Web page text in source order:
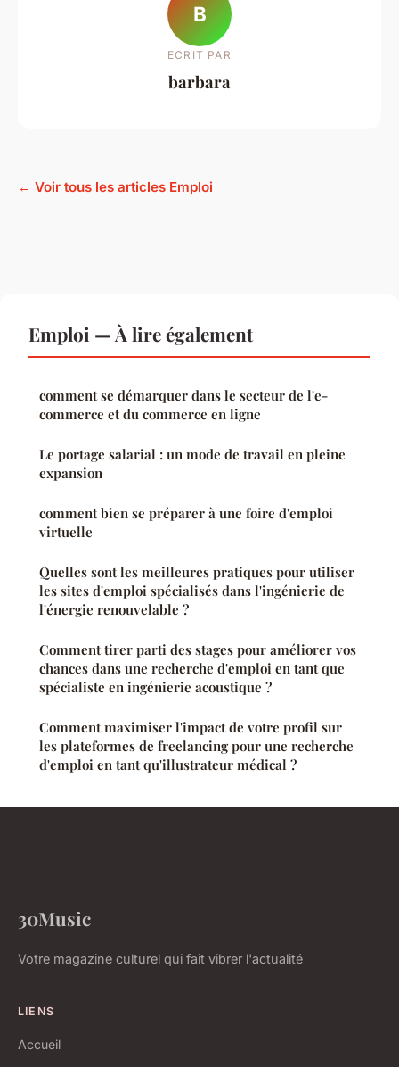
B
ECRIT PAR
barbara
← Voir tous les articles Emploi
Emploi — À lire également
comment se démarquer dans le secteur de l'e-
commerce et du commerce en ligne
Le portage salarial : un mode de travail en pleine
expansion
comment bien se préparer à une foire d'emploi
virtuelle
Quelles sont les meilleures pratiques pour utiliser
les sites d'emploi spécialisés dans l'ingénierie de
l'énergie renouvelable ?
Comment tirer parti des stages pour améliorer vos
chances dans une recherche d'emploi en tant que
spécialiste en ingénierie acoustique ?
Comment maximiser l'impact de votre profil sur
les plateformes de freelancing pour une recherche
d'emploi en tant qu'illustrateur médical ?
30Music
Votre magazine culturel qui fait vibrer l'actualité
LIENS
Accueil